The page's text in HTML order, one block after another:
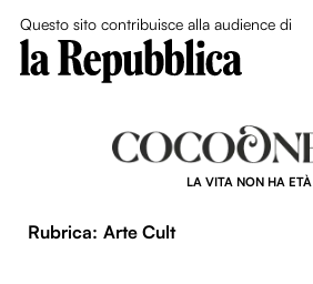
Questo sito contribuisce alla audience di
LA VITA NON HA ETÀ
Arte Cult